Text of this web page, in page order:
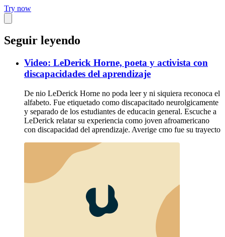
Try now
Seguir leyendo
Video: LeDerick Horne, poeta y activista con
discapacidades del aprendizaje
De nio LeDerick Horne no poda leer y ni siquiera reconoca el
alfabeto. Fue etiquetado como discapacitado neurolgicamente
y separado de los estudiantes de educacin general. Escuche a
LeDerick relatar su experiencia como joven afroamericano
con discapacidad del aprendizaje. Averige cmo fue su trayecto